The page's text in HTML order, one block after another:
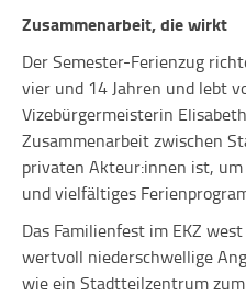
Zusammenarbeit, die wirkt
Der Semester-Ferienzug
vier und 14 Jahren und lebt
Vizebürgermeisterin
Zusammenarbeit zwischen
privaten Akteur:innen ist, um
und vielfältiges
Das Familienfest im EKZ
wertvoll niederschwellige
wie ein Stadtteilzentrum